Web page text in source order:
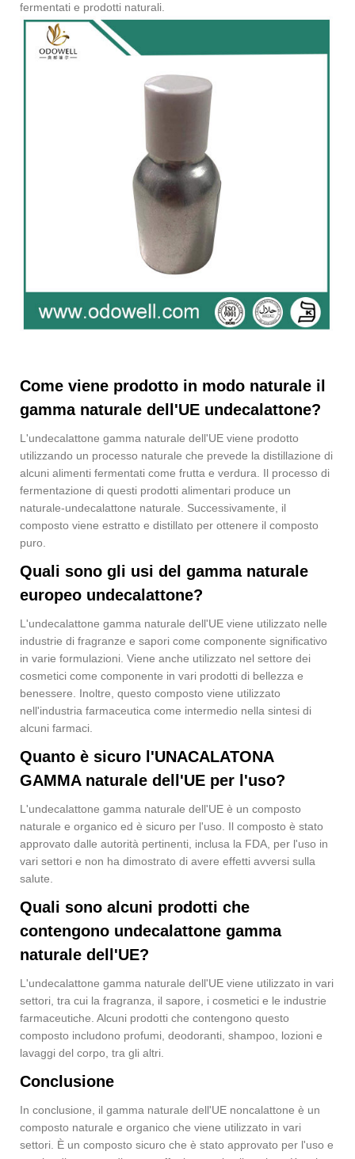
fermentati e prodotti naturali.
Come viene prodotto in modo naturale il
gamma naturale dell'UE undecalattone?
L'undecalattone gamma naturale dell'UE viene prodotto
utilizzando un processo naturale che prevede la distillazione di
alcuni alimenti fermentati come frutta e verdura. Il processo di
fermentazione di questi prodotti alimentari produce un
naturale-undecalattone naturale. Successivamente, il
composto viene estratto e distillato per ottenere il composto
puro.
Quali sono gli usi del gamma naturale
europeo undecalattone?
L'undecalattone gamma naturale dell'UE viene utilizzato nelle
industrie di fragranze e sapori come componente significativo
in varie formulazioni. Viene anche utilizzato nel settore dei
cosmetici come componente in vari prodotti di bellezza e
benessere. Inoltre, questo composto viene utilizzato
nell'industria farmaceutica come intermedio nella sintesi di
alcuni farmaci.
Quanto è sicuro l'UNACALATONA
GAMMA naturale dell'UE per l'uso?
L'undecalattone gamma naturale dell'UE è un composto
naturale e organico ed è sicuro per l'uso. Il composto è stato
approvato dalle autorità pertinenti, inclusa la FDA, per l'uso in
vari settori e non ha dimostrato di avere effetti avversi sulla
salute.
Quali sono alcuni prodotti che
contengono undecalattone gamma
naturale dell'UE?
L'undecalattone gamma naturale dell'UE viene utilizzato in vari
settori, tra cui la fragranza, il sapore, i cosmetici e le industrie
farmaceutiche. Alcuni prodotti che contengono questo
composto includono profumi, deodoranti, shampoo, lozioni e
lavaggi del corpo, tra gli altri.
Conclusione
In conclusione, il gamma naturale dell'UE noncalattone è un
composto naturale e organico che viene utilizzato in vari
settori. È un composto sicuro che è stato approvato per l'uso e